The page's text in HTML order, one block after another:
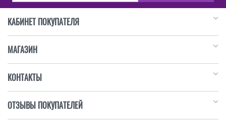
КАБИНЕТ ПОКУПАТЕЛЯ
МАГАЗИН
КОНТАКТЫ
ОТЗЫВЫ ПОКУПАТЕЛЕЙ